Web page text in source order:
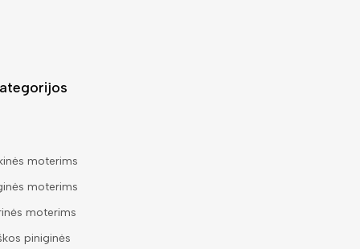
moterims
moterims
moterims
piniginės